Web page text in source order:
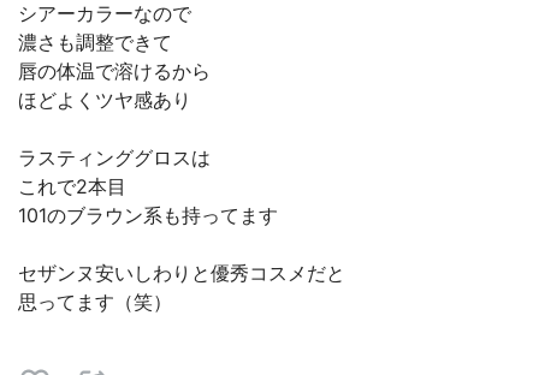
シアーカラーなので
濃さも調整できて
唇の体温で溶けるから
ほどよくツヤ感あり
ラスティンググロスは
これで2本目
101のブラウン系も持ってます
セザンヌ安いしわりと優秀コスメだと
思ってます（笑）